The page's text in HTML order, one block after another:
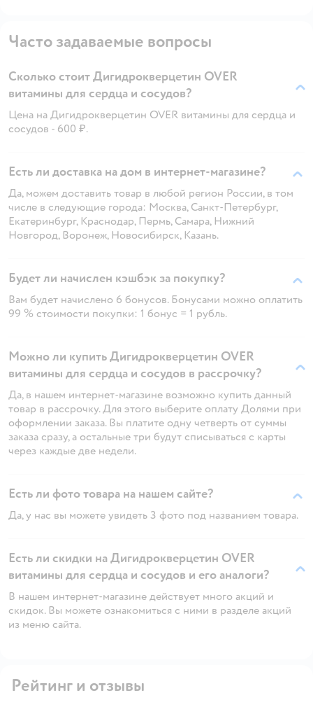
Часто задаваемые вопросы
Сколько стоит Дигидрокверцетин OVER
витамины для сердца и сосудов?
Цена на Дигидрокверцетин OVER витамины для сердца и
сосудов - 600 ₽.
Есть ли доставка на дом в интернет-магазине?
Да, можем доставить товар в любой регион России, в том
числе в следующие города: Москва, Санкт-Петербург,
Екатеринбург, Краснодар, Пермь, Самара, Нижний
Новгород, Воронеж, Новосибирск, Казань.
Будет ли начислен кэшбэк за покупку?
Вам будет начислено 6 бонусов. Бонусами можно оплатить
99 % стоимости покупки: 1 бонус = 1 рубль.
Можно ли купить Дигидрокверцетин OVER
витамины для сердца и сосудов в рассрочку?
Да, в нашем интернет-магазине возможно купить данный
товар в рассрочку. Для этого выберите оплату Долями при
оформлении заказа. Вы платите одну четверть от суммы
заказа сразу, а остальные три будут списываться с карты
через каждые две недели.
Есть ли фото товара на нашем сайте?
Да, у нас вы можете увидеть 3 фото под названием товара.
Есть ли скидки на Дигидрокверцетин OVER
витамины для сердца и сосудов и его аналоги?
В нашем интернет-магазине действует много акций и
скидок. Вы можете ознакомиться с ними в разделе акций
из меню сайта.
Рейтинг и отзывы